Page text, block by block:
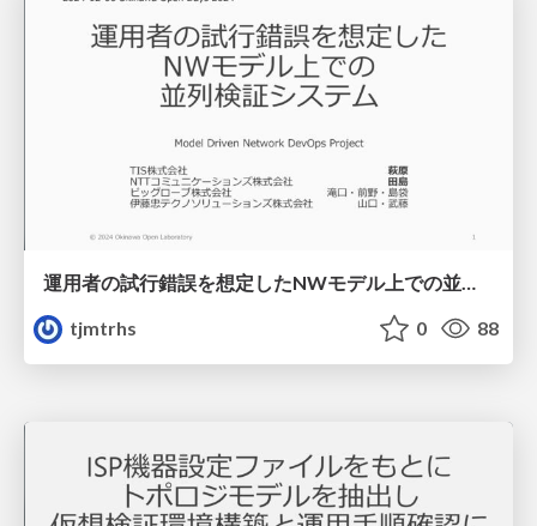
運用者の試行錯誤を想定したNWモデル上での並列検証システム
tjmtrhs
0 88